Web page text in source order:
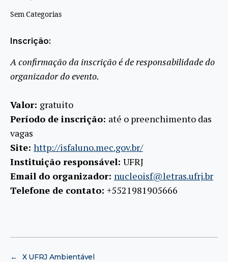
Sem Categorias
Inscrição:
A confirmação da inscrição é de responsabilidade do
organizador do evento.
Valor: gratuito
Período de inscrição: até o preenchimento das
vagas
Site: http://isfaluno.mec.gov.br/
Instituição responsável: UFRJ
Email do organizador: nucleoisf@letras.ufrj.br
Telefone de contato: +5521981905666
←
X UFRJ Ambientável